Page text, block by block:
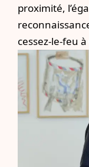
proximité,
cessez-le-feu à